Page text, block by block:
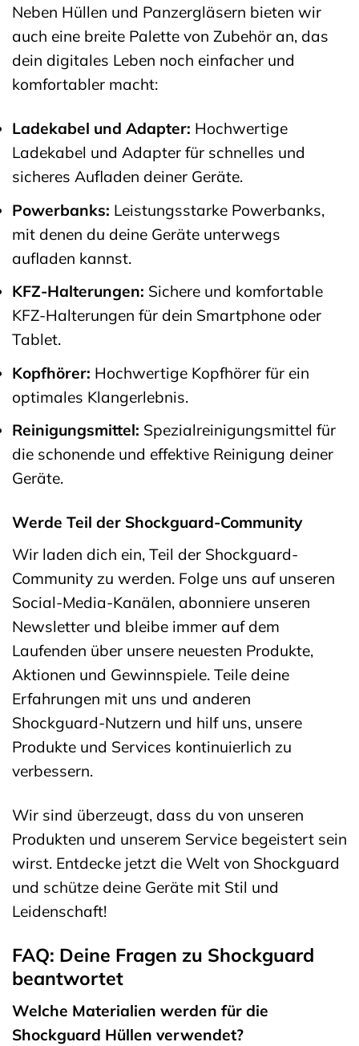
Neben Hüllen und Panzergläsern bieten wir
auch eine breite Palette von Zubehör an, das
dein digitales Leben noch einfacher und
komfortabler macht:
Ladekabel und Adapter: Hochwertige
Ladekabel und Adapter für schnelles und
sicheres Aufladen deiner Geräte.
Powerbanks: Leistungsstarke Powerbanks,
mit denen du deine Geräte unterwegs
aufladen kannst.
KFZ-Halterungen: Sichere und komfortable
KFZ-Halterungen für dein Smartphone oder
Tablet.
Kopfhörer: Hochwertige Kopfhörer für ein
optimales Klangerlebnis.
Reinigungsmittel: Spezialreinigungsmittel für
die schonende und effektive Reinigung deiner
Geräte.
Werde Teil der Shockguard-Community
Wir laden dich ein, Teil der Shockguard-
Community zu werden. Folge uns auf unseren
Social-Media-Kanälen, abonniere unseren
Newsletter und bleibe immer auf dem
Laufenden über unsere neuesten Produkte,
Aktionen und Gewinnspiele. Teile deine
Erfahrungen mit uns und anderen
Shockguard-Nutzern und hilf uns, unsere
Produkte und Services kontinuierlich zu
verbessern.
Wir sind überzeugt, dass du von unseren
Produkten und unserem Service begeistert sein
wirst. Entdecke jetzt die Welt von Shockguard
und schütze deine Geräte mit Stil und
Leidenschaft!
FAQ: Deine Fragen zu Shockguard
beantwortet
Welche Materialien werden für die
Shockguard Hüllen verwendet?